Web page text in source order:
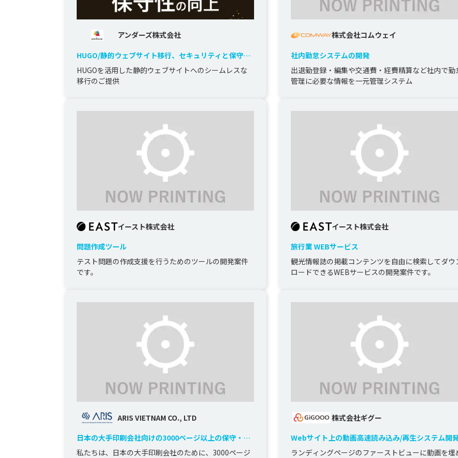
アンダーズ株式会社
HUGO/静的ウェブサイト移行、セキュリティと保守性
の向上
HUGOを活用した静的ウェブサイトへのシームレスな
移行のご提供
株式会社コムウェイ
社内勤怠システムの開発
出退勤登録・編集や交通費・経費精算など社内で勤
管理に必要な情報を一元管理システム
イースト株式会社
問題作成ツール
テスト問題の作成支援を行うためのツールの開発案件
です。
イースト株式会社
旅行業 WEBサービス
観光情報誌の掲載コンテンツを自由に検索してダウ
ロードできるWEBサービスの開発案件です。
ARIS VIETNAM CO., LTD
日本の大手印刷会社向けの3000ページ以上の保守・運
用プロジェクト
私たちは、日本の大手印刷会社のために、3000ページ
株式会社ギグー
Webサイト上の動画高速読み込み/再生システム開
ランディングページのファーストビューに動画を埋